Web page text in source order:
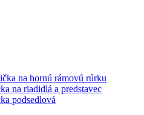
na hornú rámovú rúrku
na riadidlá a predstavec
podsedlová